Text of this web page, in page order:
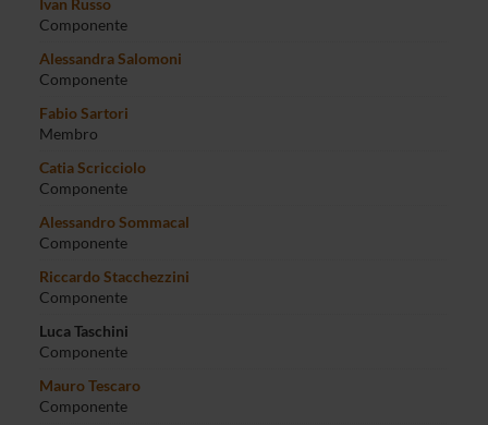
Ivan Russo
Componente
Alessandra Salomoni
Componente
Fabio Sartori
Membro
Catia Scricciolo
Componente
Alessandro Sommacal
Componente
Riccardo Stacchezzini
Componente
Luca Taschini
Componente
Mauro Tescaro
Componente